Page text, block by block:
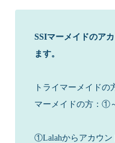
SSIマーメイドのア
ます。
トライマーメイド
マーメイドの方：①
①Lalahからアカウン